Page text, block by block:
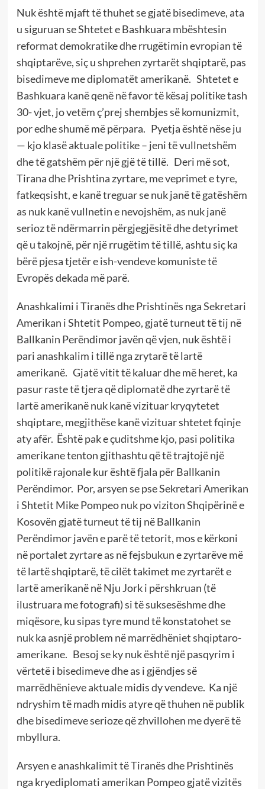
Nuk është mjaft të thuhet se gjatë bisedimeve, ata
u siguruan se Shtetet e Bashkuara mbështesin
reformat demokratike dhe rrugëtimin evropian të
shqiptarëve, siç u shprehen zyrtarët shqiptarë, pas
bisedimeve me diplomatët amerikanë. Shtetet e
Bashkuara kanë qenë në favor të kësaj politike tash
30- vjet, jo vetëm ç’prej shembjes së komunizmit,
por edhe shumë më përpara. Pyetja është nëse ju
— kjo klasë aktuale politike – jeni të vullnetshëm
dhe të gatshëm për një gjë të tillë. Deri më sot,
Tirana dhe Prishtina zyrtare, me veprimet e tyre,
fatkeqsisht, e kanë treguar se nuk janë të gatëshëm
as nuk kanë vullnetin e nevojshëm, as nuk janë
serioz të ndërmarrin përgjegjësitë dhe detyrimet
që u takojnë, për një rrugëtim të tillë, ashtu siç ka
bërë pjesa tjetër e ish-vendeve komuniste të
Evropës dekada më parë.
Anashkalimi i Tiranës dhe Prishtinës nga Sekretari
Amerikan i Shtetit Pompeo, gjatë turneut të tij në
Ballkanin Perëndimor javën që vjen, nuk është i
pari anashkalim i tillë nga zrytarë të lartë
amerikanë. Gjatë vitit të kaluar dhe më heret, ka
pasur raste të tjera që diplomatë dhe zyrtarë të
lartë amerikanë nuk kanë vizituar kryqytetet
shqiptare, megjithëse kanë vizituar shtetet fqinje
aty afër. Është pak e çuditshme kjo, pasi politika
amerikane tenton gjithashtu që të trajtojë një
politikë rajonale kur është fjala për Ballkanin
Perëndimor. Por, arsyen se pse Sekretari Amerikan
i Shtetit Mike Pompeo nuk po viziton Shqipërinë e
Kosovën gjatë turneut të tij në Ballkanin
Perëndimor javën e parë të tetorit, mos e kërkoni
në portalet zyrtare as në fejsbukun e zyrtarëve më
të lartë shqiptarë, të cilët takimet me zyrtarët e
lartë amerikanë në Nju Jork i përshkruan (të
ilustruara me fotografi) si të suksesëshme dhe
miqësore, ku sipas tyre mund të konstatohet se
nuk ka asnjë problem në marrëdhëniet shqiptaro-
amerikane. Besoj se ky nuk është një pasqyrim i
vërtetë i bisedimeve dhe as i gjëndjes së
marrëdhënieve aktuale midis dy vendeve. Ka një
ndryshim të madh midis atyre që thuhen në publik
dhe bisedimeve serioze që zhvillohen me dyerë të
mbyllura.
Arsyen e anashkalimit të Tiranës dhe Prishtinës
nga kryediplomati amerikan Pompeo gjatë vizitës